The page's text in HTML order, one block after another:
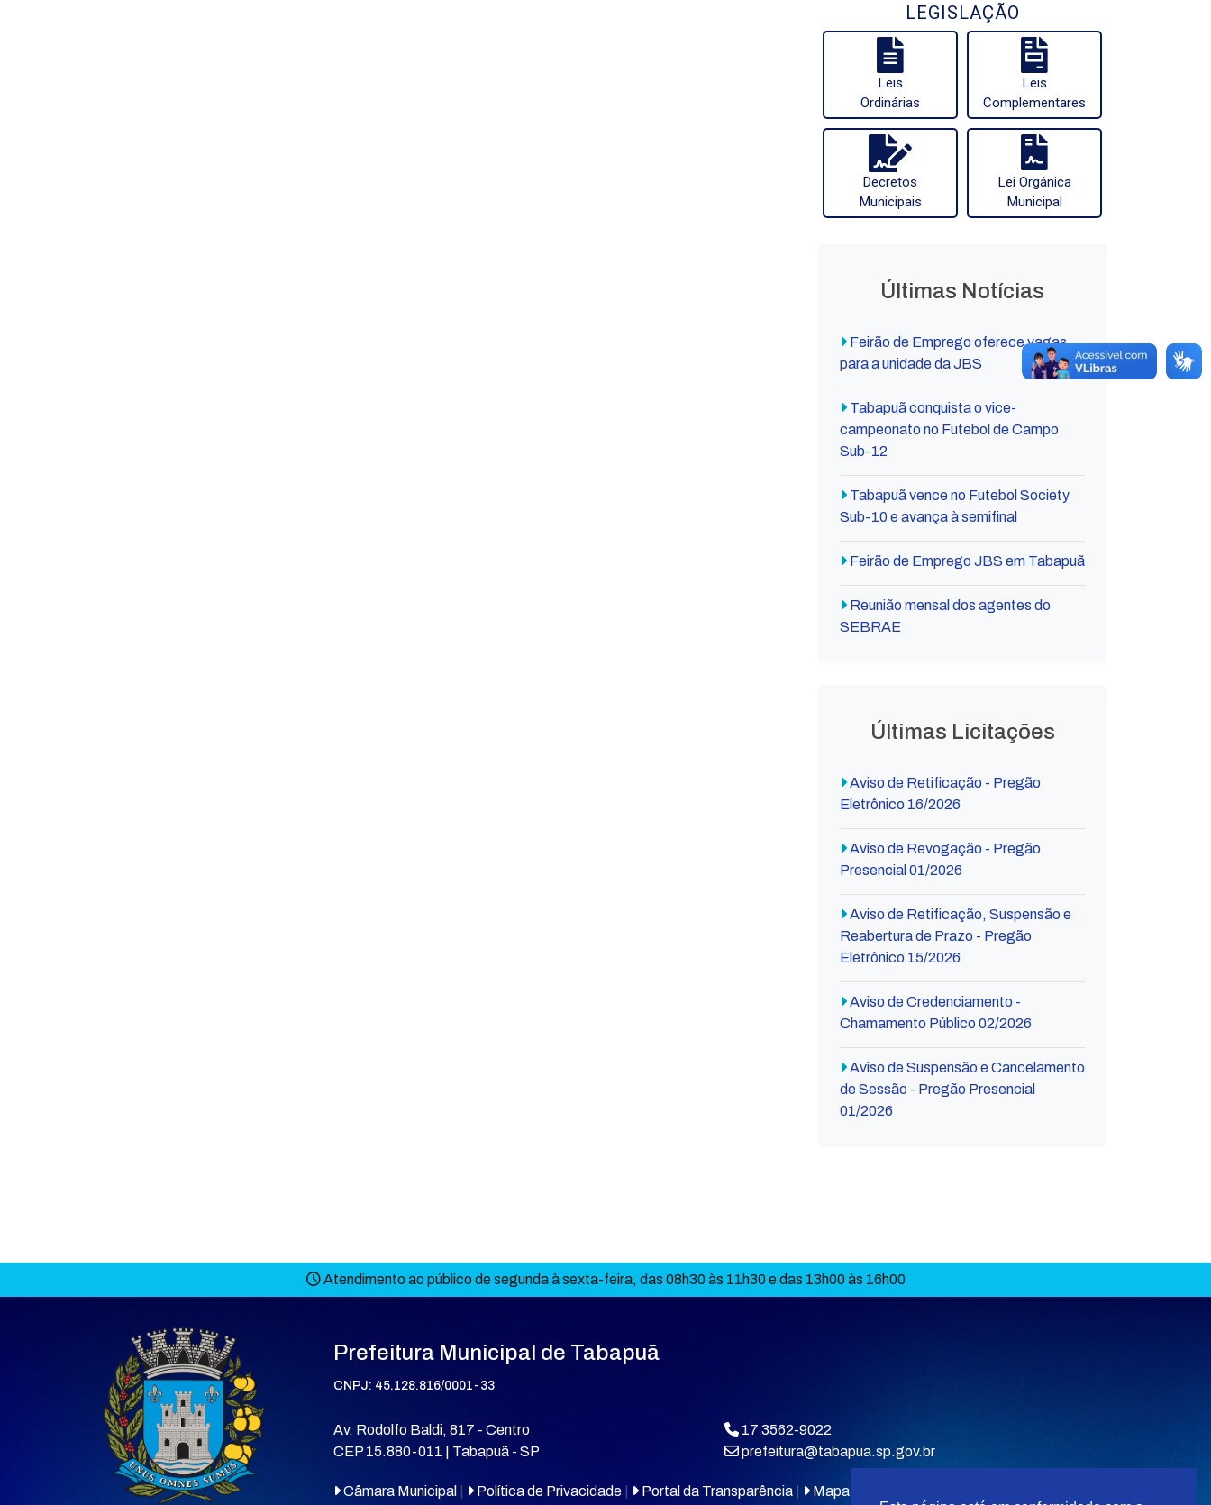
LEGISLAÇÃO
Leis
Ordinárias
Leis
Complementares
Decretos
Municipais
Lei Orgânica
Municipal
Últimas Notícias
Feirão de Emprego oferece vagas
para a unidade da JBS
Tabapuã conquista o vice-
campeonato no Futebol de Campo
Sub-12
Tabapuã vence no Futebol Society
Sub-10 e avança à semifinal
Feirão de Emprego JBS em Tabapuã
Reunião mensal dos agentes do
SEBRAE
Últimas Licitações
Aviso de Retificação - Pregão
Eletrônico 16/2026
Aviso de Revogação - Pregão
Presencial 01/2026
Aviso de Retificação, Suspensão e
Reabertura de Prazo - Pregão
Eletrônico 15/2026
Aviso de Credenciamento -
Chamamento Público 02/2026
Aviso de Suspensão e Cancelamento
de Sessão - Pregão Presencial
01/2026
Atendimento ao público de segunda à sexta-feira, das 08h30 às 11h30 e das 13h00 às 16h00
Prefeitura Municipal de Tabapuã
CNPJ: 45.128.816/0001-33
Av. Rodolfo Baldi, 817 - Centro
CEP 15.880-011 | Tabapuã - SP
17 3562-9022
prefeitura@tabapua.sp.gov.br
Câmara Municipal Política de Privacidade Portal da Transparência Mapa do site